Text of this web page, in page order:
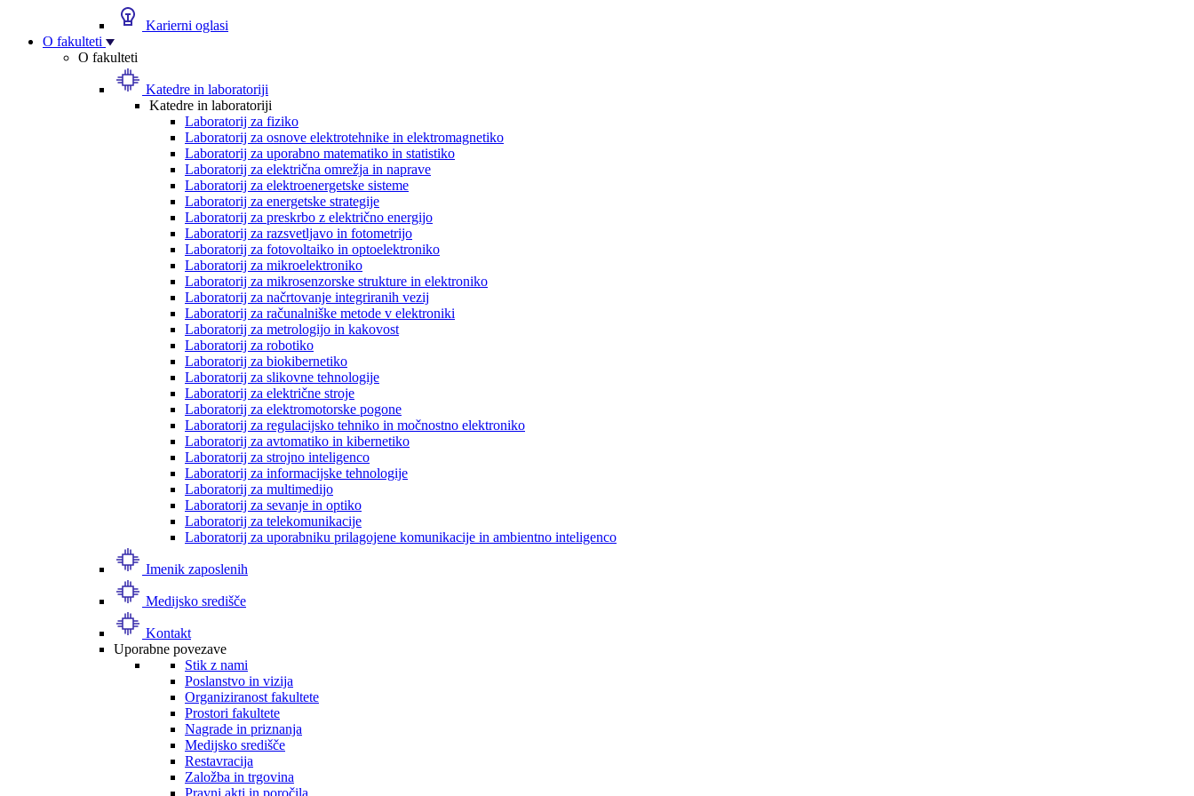
Karierni oglasi
O fakulteti
O fakulteti
Katedre in laboratoriji
Katedre in laboratoriji
Laboratorij za fiziko
Laboratorij za osnove elektrotehnike in elektromagnetiko
Laboratorij za uporabno matematiko in statistiko
Laboratorij za električna omrežja in naprave
Laboratorij za elektroenergetske sisteme
Laboratorij za energetske strategije
Laboratorij za preskrbo z električno energijo
Laboratorij za razsvetljavo in fotometrijo
Laboratorij za fotovoltaiko in optoelektroniko
Laboratorij za mikroelektroniko
Laboratorij za mikrosenzorske strukture in elektroniko
Laboratorij za načrtovanje integriranih vezij
Laboratorij za računalniške metode v elektroniki
Laboratorij za metrologijo in kakovost
Laboratorij za robotiko
Laboratorij za biokibernetiko
Laboratorij za slikovne tehnologije
Laboratorij za električne stroje
Laboratorij za elektromotorske pogone
Laboratorij za regulacijsko tehniko in močnostno elektroniko
Laboratorij za avtomatiko in kibernetiko
Laboratorij za strojno inteligenco
Laboratorij za informacijske tehnologije
Laboratorij za multimedijo
Laboratorij za sevanje in optiko
Laboratorij za telekomunikacije
Laboratorij za uporabniku prilagojene komunikacije in ambientno inteligenco
Imenik zaposlenih
Medijsko središče
Kontakt
Uporabne povezave
Stik z nami
Poslanstvo in vizija
Organiziranost fakultete
Prostori fakultete
Nagrade in priznanja
Medijsko središče
Restavracija
Založba in trgovina
Pravni akti in poročila